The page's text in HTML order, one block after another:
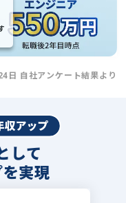
自社アンケート結果より
して
実現